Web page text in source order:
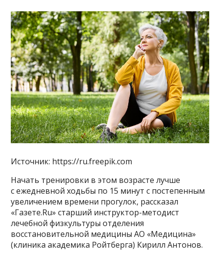
Источник: https://ru.freepik.com
Начать тренировки в этом возрасте лучше
с ежедневной ходьбы по 15 минут с постепенным
увеличением времени прогулок, рассказал
«Газете.Ru» старший инструктор-методист
лечебной физкультуры отделения
восстановительной медицины АО «Медицина»
(клиника академика Ройтберга) Кирилл Антонов.